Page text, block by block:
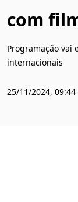
com
Programação vai
internacionais
25/11/2024,